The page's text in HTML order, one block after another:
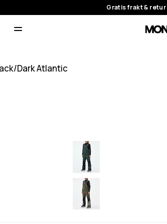
Gratis frakt & retur
Dark Atlantic